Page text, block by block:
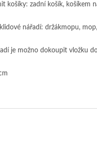
košíky: zadní košík, košíkem
nářadí: držákmopu,
je možno dokoupit vložku